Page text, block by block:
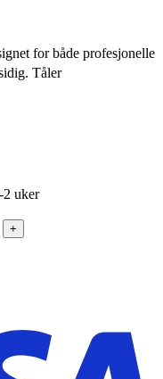
for både profesjonelle
Tåler
2 uker
+